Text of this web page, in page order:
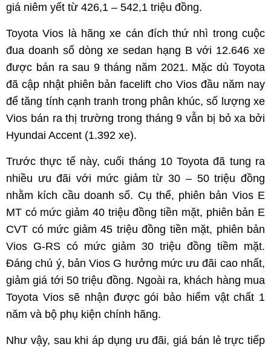
giá niêm yết từ 426,1 – 542,1 triệu đồng.
Toyota Vios là hãng xe cán đích thứ nhì trong cuộc
đua doanh số dòng xe sedan hạng B với 12.646 xe
được bán ra sau 9 tháng năm 2021. Mặc dù Toyota
đã cập nhật phiên bản facelift cho Vios đầu năm nay
để tăng tính cạnh tranh trong phân khúc, số lượng xe
Vios bán ra thị trường trong tháng 9 vẫn bị bỏ xa bởi
Hyundai Accent (1.392 xe).
Trước thực tế này, cuối tháng 10 Toyota đã tung ra
nhiều ưu đãi với mức giảm từ 30 – 50 triệu đồng
nhằm kích cầu doanh số. Cụ thể, phiên bản Vios E
MT có mức giảm 40 triệu đồng tiền mặt, phiên bản E
CVT có mức giảm 45 triệu đồng tiền mặt, phiên bản
Vios G-RS có mức giảm 30 triệu đồng tiềm mặt.
Đáng chú ý, bản Vios G hưởng mức ưu đãi cao nhất,
giảm giá tới 50 triệu đồng. Ngoài ra, khách hàng mua
Toyota Vios sẽ nhận được gói bảo hiểm vật chất 1
năm và bộ phụ kiện chính hãng.
Như vậy, sau khi áp dụng ưu đãi, giá bán lẻ trực tiếp